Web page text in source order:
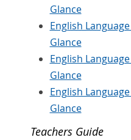
Glance
English
Glance
English
Glance
English
Glance
Teachers Guide